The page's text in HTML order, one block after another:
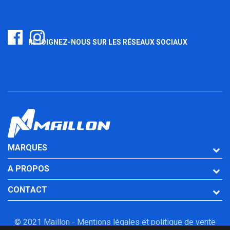
REJOIGNEZ-NOUS SUR LES RÉSEAUX SOCIAUX
MARQUES
A PROPOS
CONTACT
© 2021 Maillon - Mentions légales et politique de vente